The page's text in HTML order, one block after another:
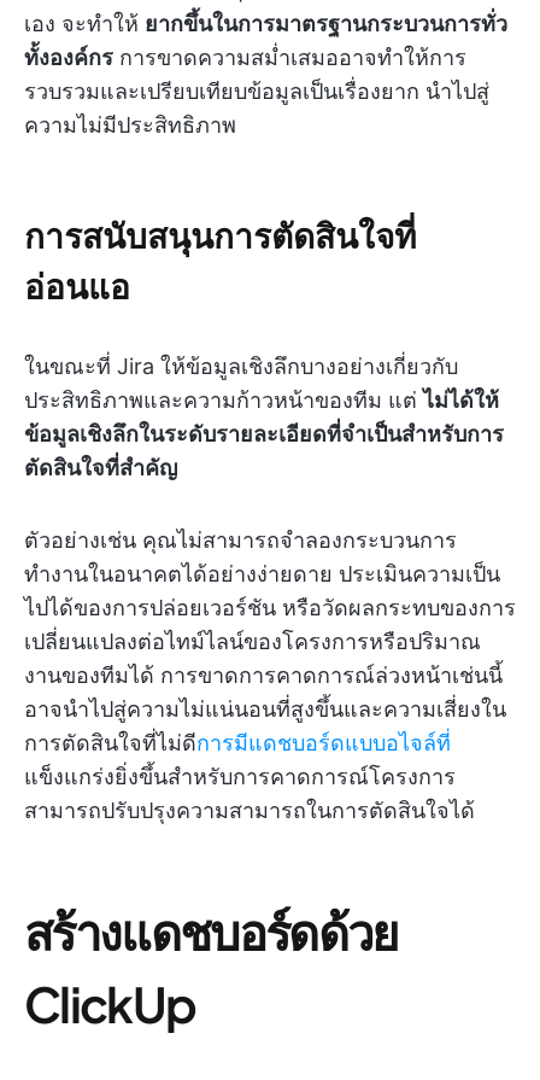
เอง จะทำให้ ยากขึ้นในการมาตรฐานกระบวนการทั่ว
ทั้งองค์กร การขาดความสม่ำเสมออาจทำให้การ
รวบรวมและเปรียบเทียบข้อมูลเป็นเรื่องยาก นำไปสู่
ความไม่มีประสิทธิภาพ
การสนับสนุนการตัดสินใจที่
อ่อนแอ
ในขณะที่ Jira ให้ข้อมูลเชิงลึกบางอย่างเกี่ยวกับ
ประสิทธิภาพและความก้าวหน้าของทีม แต่ไม่ได้ให้
ข้อมูลเชิงลึกในระดับรายละเอียดที่จำเป็นสำหรับการ
ตัดสินใจที่สำคัญ
ตัวอย่างเช่น คุณไม่สามารถจำลองกระบวนการ
ทำงานในอนาคตได้อย่างง่ายดาย ประเมินความเป็น
ไปได้ของการปล่อยเวอร์ชัน หรือวัดผลกระทบของการ
เปลี่ยนแปลงต่อไทม์ไลน์ของโครงการหรือปริมาณ
งานของทีมได้ การขาดการคาดการณ์ล่วงหน้าเช่นนี้
อาจนำไปสู่ความไม่แน่นอนที่สูงขึ้นและความเสี่ยงใน
การตัดสินใจที่ไม่ดีการมีแดชบอร์ดแบบอไจล์ที่
แข็งแกร่งยิ่งขึ้นสำหรับการคาดการณ์โครงการ
สามารถปรับปรุงความสามารถในการตัดสินใจได้
สร้างแดชบอร์ดด้วย
ClickUp